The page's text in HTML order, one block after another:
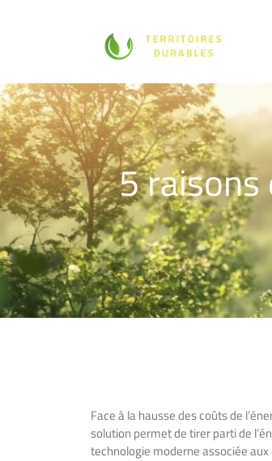
5 raisons
Face à la hausse des coûts de
solution permet de tirer parti de
technologie moderne associée